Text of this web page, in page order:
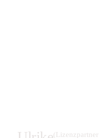
(Lizenzpartner